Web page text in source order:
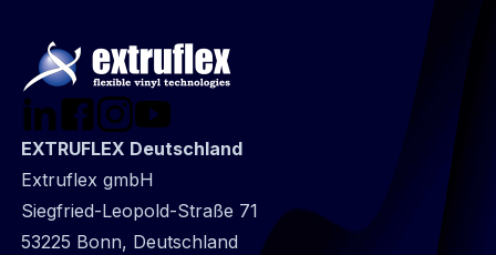
EXTRUFLEX Deutschland
Extruflex gmbH
Siegfried-Leopold-Straße 71
53225 Bonn, Deutschland